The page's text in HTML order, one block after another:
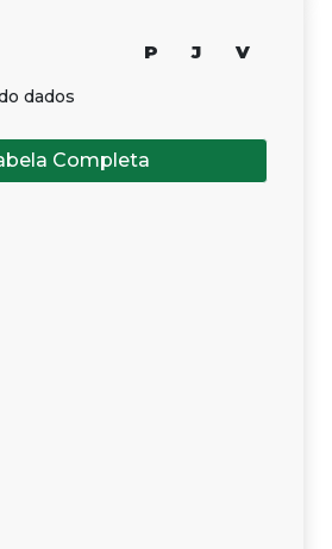
P J V
dados
Completa